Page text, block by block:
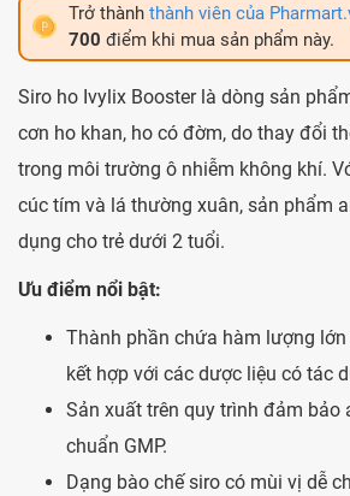
Trở thành thành viên của
700 điểm khi mua sản phẩm này.
Siro ho Ivylix Booster là dòng sản
cơn ho khan, ho có đờm, do thay đổi
trong môi trường ô nhiễm không khí.
cúc tím và lá thường xuân, sản phẩm
dụng cho trẻ dưới 2 tuổi.
Ưu điểm nổi bật:
Thành phần chứa hàm lượng
kết hợp với các dược liệu có tác
Sản xuất trên quy trình đảm bảo
chuẩn GMP.
Dạng bào chế siro có mùi vị dễ